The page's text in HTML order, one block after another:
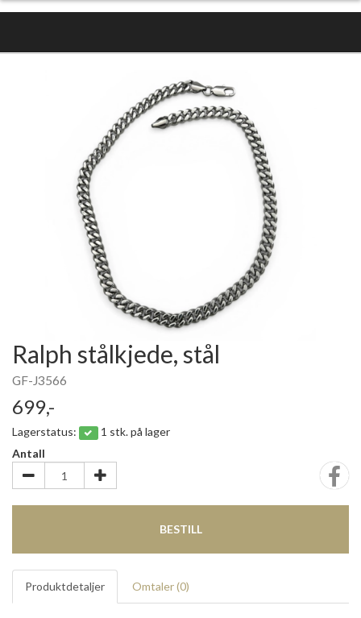
Ralph stålkjede, stål
GF-J3566
699,-
Lagerstatus:
1 stk. på lager
Antall
BESTILL
Produktdetaljer Omtaler (0)